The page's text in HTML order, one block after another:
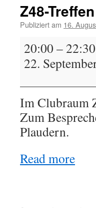
Z48-Treffen
Publiziert am 16.
Z48-
Treffen
20:00– 22:30
22.
Im Clubraum
Zum
Plaudern.
Read more